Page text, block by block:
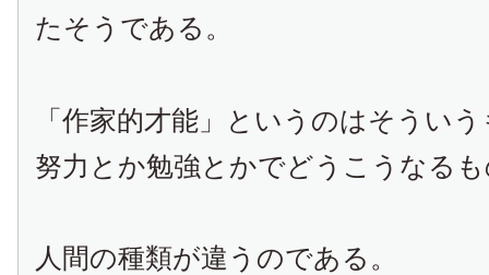
たそうである。
「作家的才能」というのはそうい
努力とか勉強とかでどうこうなる
人間の種類が違うのである。